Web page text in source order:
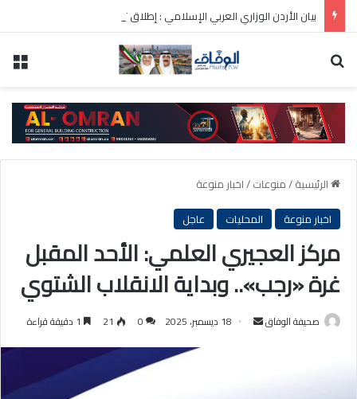
الرئيسية/منوعات/اخبار منوعة
اخبار منوعة
المحليات عاجل
مركز العجيري العلمي: الأحد المقبل
غرة «رجب».. وبداية الانقلاب الشتوي
صحيفة الوفاق
أرسل 18 ديسمبر، 2025 0
21